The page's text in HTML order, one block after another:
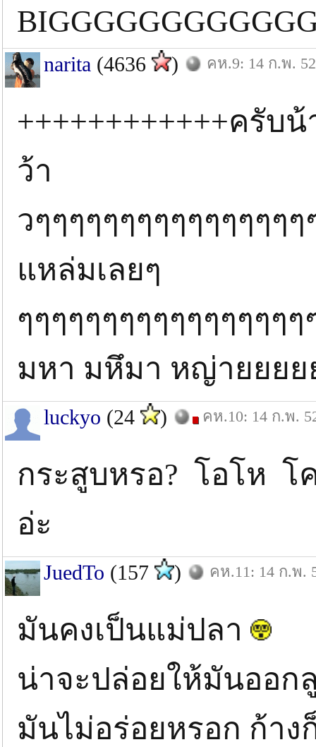
narita (4636 ) คห.9: 14 ก.พ. 52
++++++++++++ครับน้
ว้า
วๆๆๆๆๆๆๆๆๆๆๆๆๆๆๆ
แหล่มเลยๆ
ๆๆๆๆๆๆๆๆๆๆๆๆๆๆๆๆ
มหา มหึมา หญ่ายยยย
luckyo (24 ) คห.10: 14 ก.พ.
กระสูบหรอ? โอโห โ
อ่ะ
JuedTo (157 ) คห.11: 14 ก.พ.
มันคงเป็นแม่ปลา
น่าจะปล่อยให้มันออก
มันไม่อร่อยหรอก ก้าง